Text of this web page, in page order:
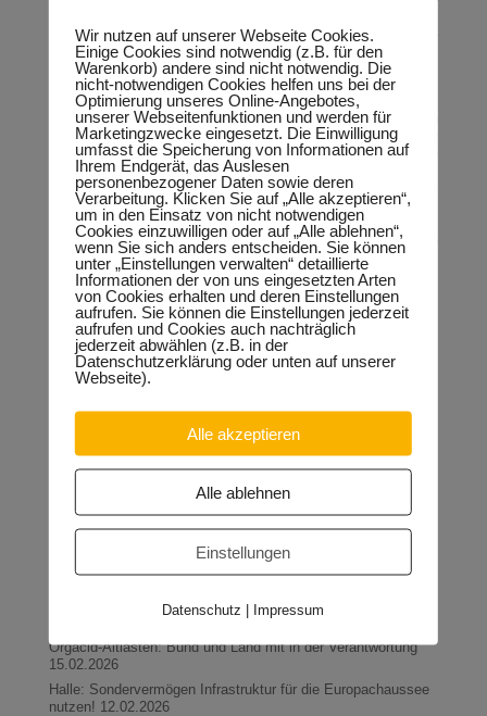
durchbrochen werden“, erklärt der bildungspolitische Sprecher
der CDU-Fraktion, Hardy Peter Güssau, abschließend.
Hintergrund:
Bereits vor einem Jahr hat die CDU-Fraktion im Landtag von
Sachsen-Anhalt Maßnahmen für die erfolgreiche
Fachkräftesicherung und Senkung der Studienabbruchquoten
erarbeitet. Derzeit beendet etwa die Hälfte aller Studenten,
die ein Studium an den Universitäten in Sachsen-Anhalt
aufnehmen, das Studium vorzeitig ohne einen Abschluss.
Das geht aus einer kleinen Anfrage des Bildungspolitikers
Keindorf zu den Studienabbruchquoten an den Hochschulen
im Land hervor.
Hier geht es zur Antwort der Landesregierung zu den
Studienabbruchquoten:
http://www.landtag.sachsen-
anhalt.de/intra/landtag3/ltpapier/drs/6/d2322cak_6.pdf
Hier geht es zum Strategiepapier „Berufliche Bildung in
Sachsen-Anhalt“:
http://www.cdufraktion.de/wp-
content/uploads/2013/05/Strategiepapier-Berufliche-
Neueste Beiträge
Sondervermögen für die Europachaussee richtige
Entscheidung! 30.04.2026
Halle: Erhöhung der Gewerbesteuer ist falsches Signal
Orgacid-Altlasten: Bund und Land mit in der Verantwortung
15.02.2026
Halle: Sondervermögen Infrastruktur für die Europachaussee
nutzen! 12.02.2026
Wir nutzen auf unserer Webseite Cookies.
Einige Cookies sind notwendig (z.B. für den
Warenkorb) andere sind nicht notwendig. Die
nicht-notwendigen Cookies helfen uns bei der
Optimierung unseres Online-Angebotes,
unserer Webseitenfunktionen und werden für
Marketingzwecke eingesetzt. Die Einwilligung
umfasst die Speicherung von Informationen auf
Ihrem Endgerät, das Auslesen
personenbezogener Daten sowie deren
Verarbeitung. Klicken Sie auf „Alle akzeptieren“,
um in den Einsatz von nicht notwendigen
Cookies einzuwilligen oder auf „Alle ablehnen“,
wenn Sie sich anders entscheiden. Sie können
unter „Einstellungen verwalten“ detaillierte
Informationen der von uns eingesetzten Arten
von Cookies erhalten und deren Einstellungen
aufrufen. Sie können die Einstellungen jederzeit
aufrufen und Cookies auch nachträglich
jederzeit abwählen (z.B. in der
Datenschutzerklärung oder unten auf unserer
Webseite).
Alle akzeptieren
Alle ablehnen
Einstellungen
Datenschutz | Impressum